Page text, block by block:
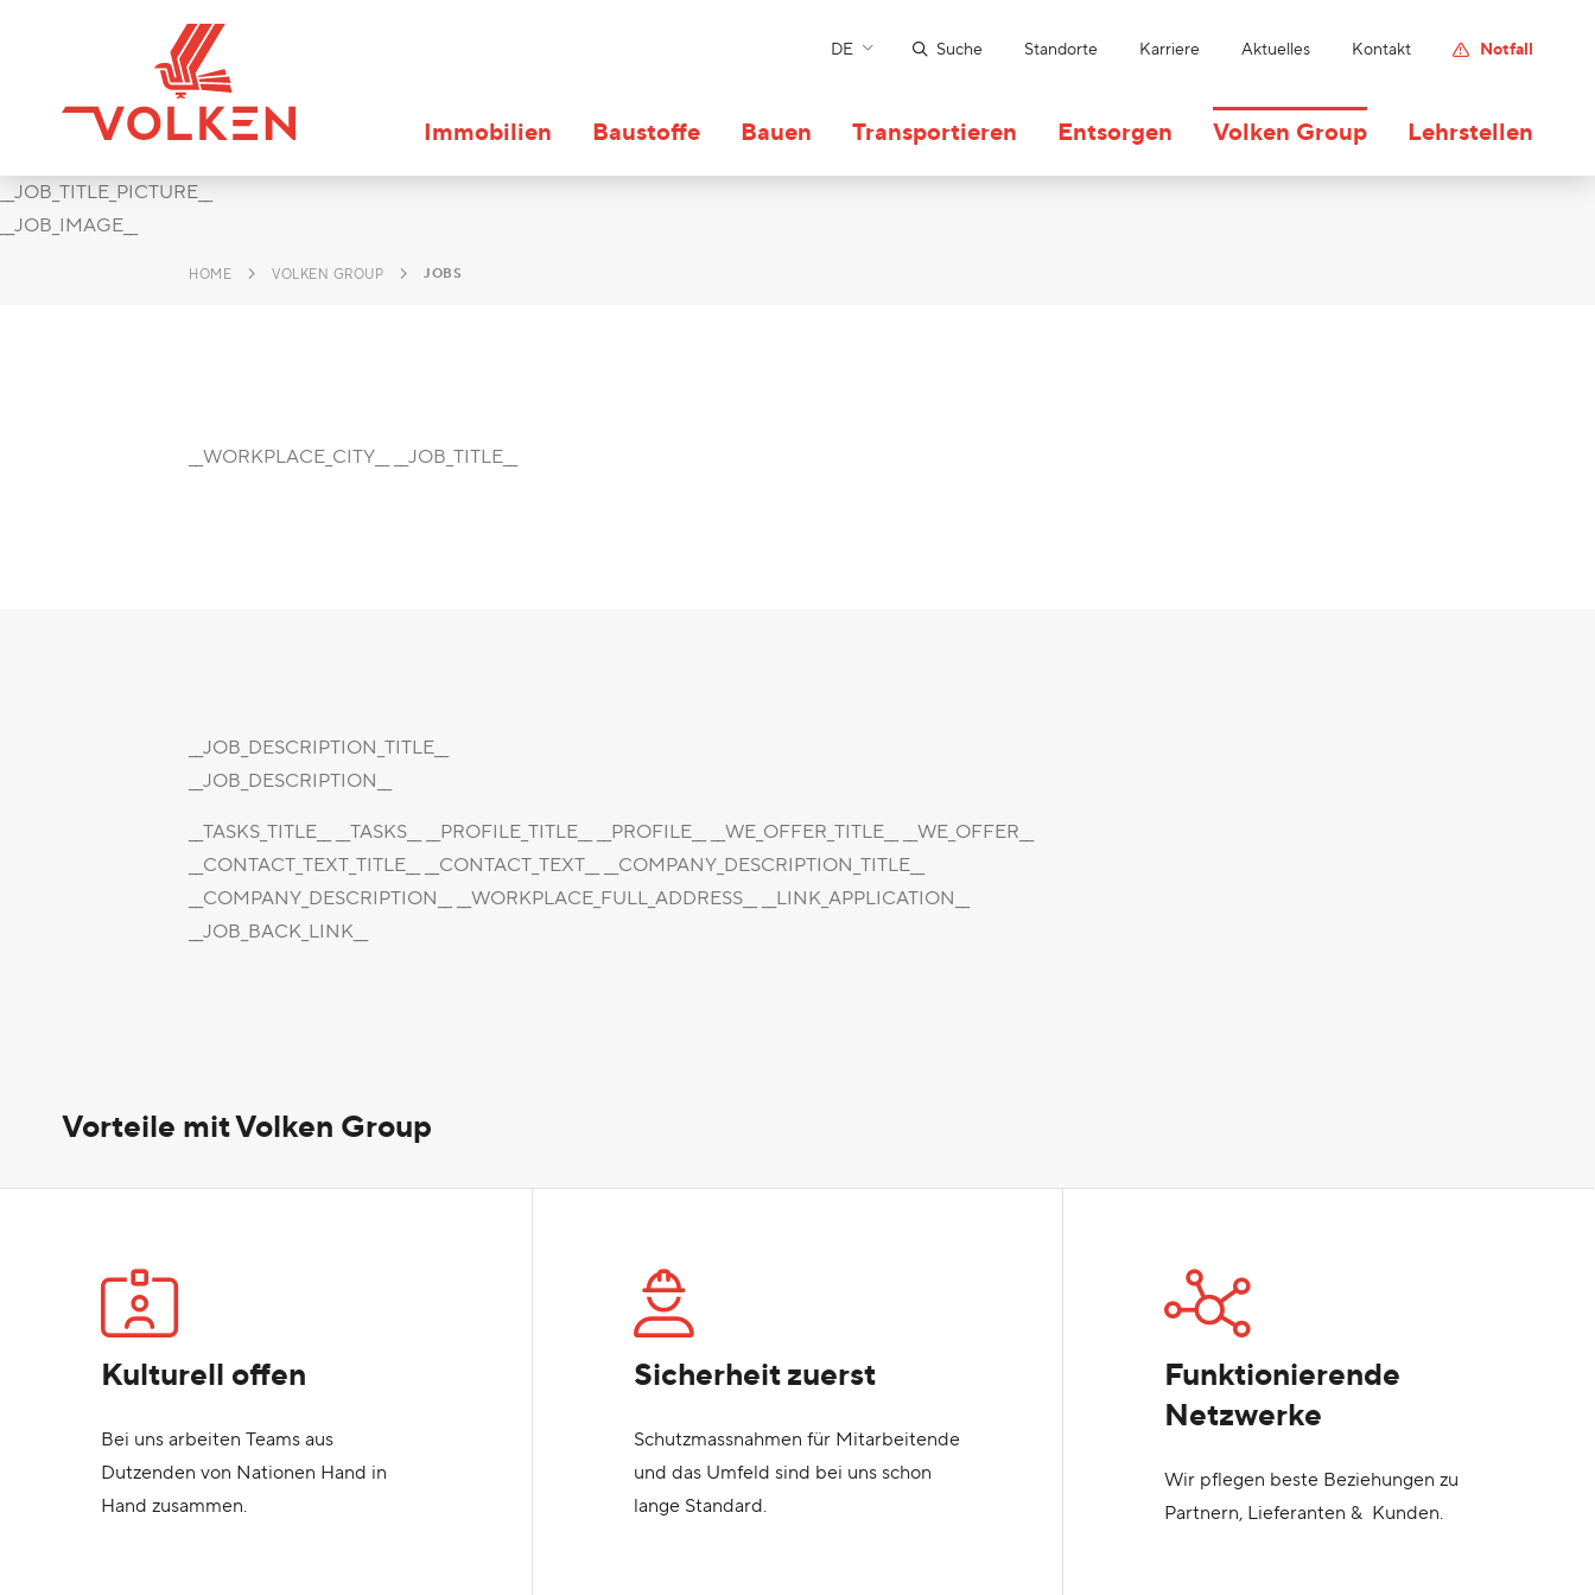
DE Suche Standorte Karriere Aktuelles Kontakt Notfall
Immobilien Baustoffe Bauen Transportieren Entsorgen Volken Group Lehrstellen
__JOB_TITLE_PICTURE__
HOME VOLKEN GROUP JOBS
__WORKPLACE_CITY__ __JOB_TITLE__
__JOB_IMAGE__
__JOB_DESCRIPTION_TITLE__
__JOB_DESCRIPTION__
__TASKS_TITLE__ __TASKS__ __PROFILE_TITLE__ __PROFILE__ __WE_OFFER_TITLE__ __WE_OFFER__
__CONTACT_TEXT_TITLE__ __CONTACT_TEXT__ __COMPANY_DESCRIPTION_TITLE__
__COMPANY_DESCRIPTION__ __WORKPLACE_FULL_ADDRESS__ __LINK_APPLICATION__
__JOB_BACK_LINK__
Vorteile mit Volken Group
Kulturell offen
Bei uns arbeiten Teams aus
Dutzenden von Nationen Hand in
Hand zusammen.
Sicherheit zuerst
Schutzmassnahmen für Mitarbeitende
und das Umfeld sind bei uns schon
lange Standard.
Funktionierende
Netzwerke
Wir pflegen beste Beziehungen zu
Partnern, Lieferanten & Kunden.